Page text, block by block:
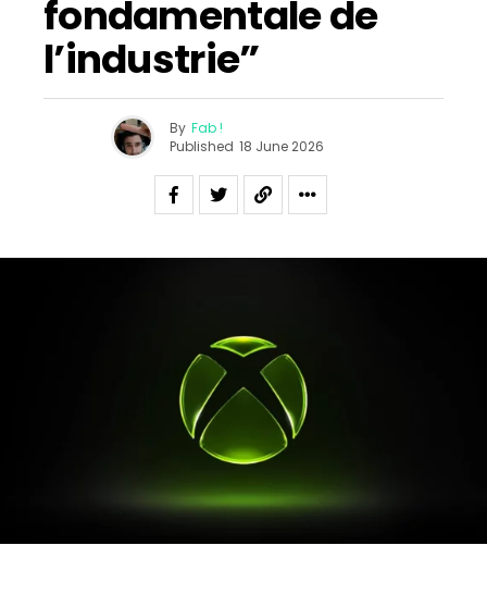
fondamentale de
l’industrie”
By Fab !
Published 18 June 2026